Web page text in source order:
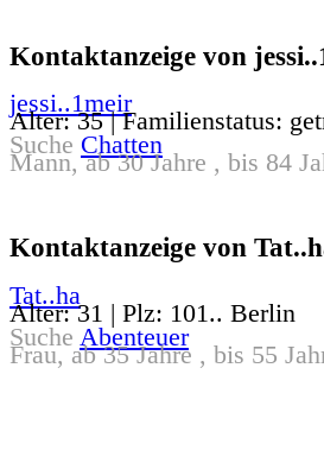
Kontaktanzeige von
jessi..1meir
Alter: 35 | Familienstatus:
Suche Chatten
Mann, ab 30 Jahre , bis 84
Kontaktanzeige von
Tat..ha
Alter: 31 | Plz: 101.. Berlin
Suche Abenteuer
Frau, ab 35 Jahre , bis 55